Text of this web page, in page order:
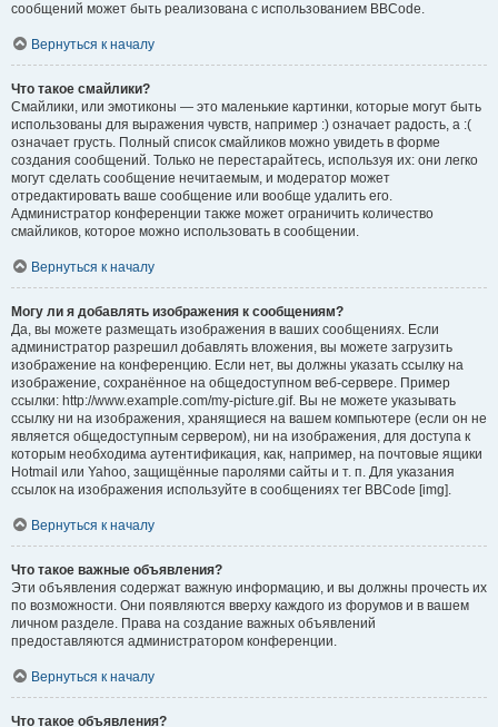
сообщений может быть реализована с использованием BBCode.
Вернуться к началу
Что такое смайлики?
Смайлики, или эмотиконы — это маленькие картинки, которые могут быть
использованы для выражения чувств, например :) означает радость, а :(
означает грусть. Полный список смайликов можно увидеть в форме
создания сообщений. Только не перестарайтесь, используя их: они легко
могут сделать сообщение нечитаемым, и модератор может
отредактировать ваше сообщение или вообще удалить его.
Администратор конференции также может ограничить количество
смайликов, которое можно использовать в сообщении.
Вернуться к началу
Могу ли я добавлять изображения к сообщениям?
Да, вы можете размещать изображения в ваших сообщениях. Если
администратор разрешил добавлять вложения, вы можете загрузить
изображение на конференцию. Если нет, вы должны указать ссылку на
изображение, сохранённое на общедоступном веб-сервере. Пример
ссылки: http://www.example.com/my-picture.gif. Вы не можете указывать
ссылку ни на изображения, хранящиеся на вашем компьютере (если он не
является общедоступным сервером), ни на изображения, для доступа к
которым необходима аутентификация, как, например, на почтовые ящики
Hotmail или Yahoo, защищённые паролями сайты и т. п. Для указания
ссылок на изображения используйте в сообщениях тег BBCode [img].
Вернуться к началу
Что такое важные объявления?
Эти объявления содержат важную информацию, и вы должны прочесть их
по возможности. Они появляются вверху каждого из форумов и в вашем
личном разделе. Права на создание важных объявлений
предоставляются администратором конференции.
Вернуться к началу
Что такое объявления?